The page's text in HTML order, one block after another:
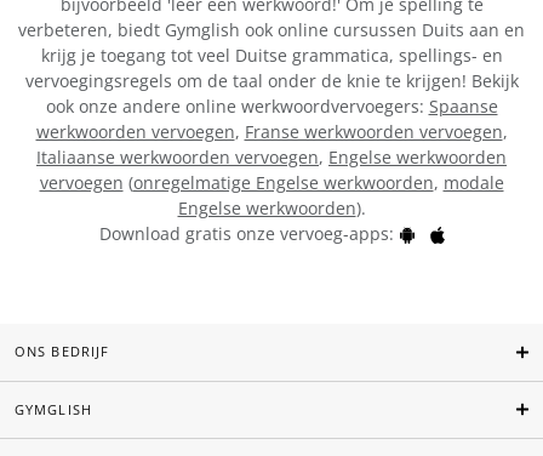
verbeteren, biedt Gymglish ook online cursussen Duits aan en
krijg je toegang tot veel Duitse grammatica, spellings- en
vervoegingsregels om de taal onder de knie te krijgen! Bekijk
ook onze andere online werkwoordvervoegers: Spaanse
werkwoorden vervoegen, Franse werkwoorden vervoegen,
Italiaanse werkwoorden vervoegen, Engelse werkwoorden
vervoegen (onregelmatige Engelse werkwoorden, modale
Engelse werkwoorden).
Download gratis onze vervoeg-apps:
ONS BEDRIJF
GYMGLISH